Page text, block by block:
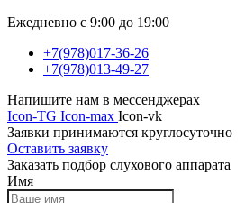
Ежедневно с 9:00 до 19:00
+7(978)017-36-26
+7(978)013-49-27
Напишите нам в мессенджерах
Icon-TG Icon-max Icon-vk
Заявки принимаются круглосуточно
Оставить заявку
Заказать подбор слухового аппарата
Имя